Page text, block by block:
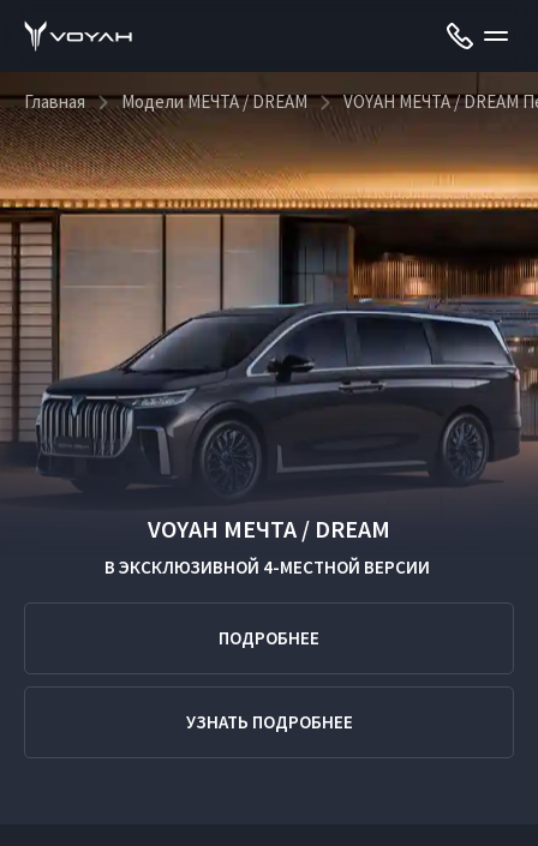
Главная Модели МЕЧТА / DREAM VOYAH МЕЧТА / DREAM
VOYAH МЕЧТА / DREAM
В ЭКСКЛЮЗИВНОЙ 4-МЕСТНОЙ ВЕРСИИ
ПОДРОБНЕЕ
УЗНАТЬ ПОДРОБНЕЕ